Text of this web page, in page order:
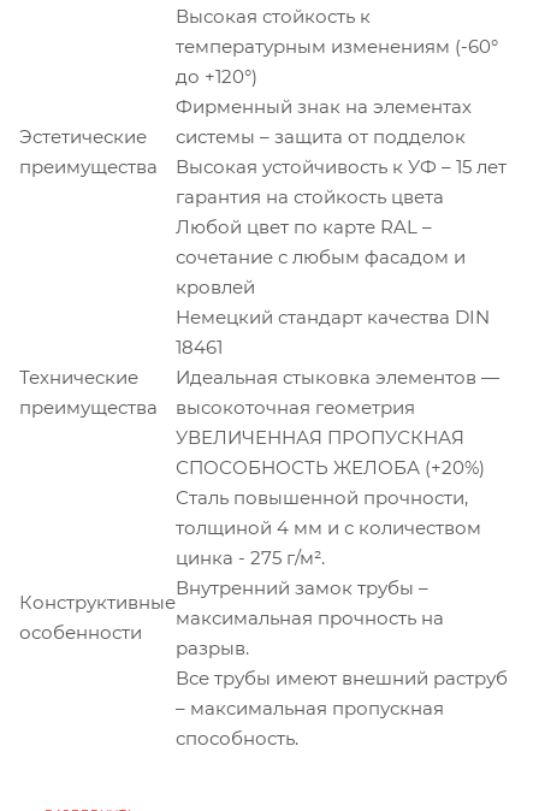
Эстетические
преимущества
Высокая стойкость к
температурным изменениям (-60°
до +120°)
Фирменный знак на элементах
системы – защита от подделок
Высокая устойчивость к УФ – 15 лет
гарантия на стойкость цвета
Любой цвет по карте RAL –
сочетание с любым фасадом и
кровлей
Технические
преимущества
Немецкий стандарт качества DIN
18461
Идеальная стыковка элементов —
высокоточная геометрия
УВЕЛИЧЕННАЯ ПРОПУСКНАЯ
СПОСОБНОСТЬ ЖЕЛОБА (+20%)
Конструктивные
особенности
Сталь повышенной прочности,
толщиной 4 мм и с количеством
цинка - 275 г/м².
Внутренний замок трубы –
максимальная прочность на
разрыв.
Все трубы имеют внешний раструб
– максимальная пропускная
способность.